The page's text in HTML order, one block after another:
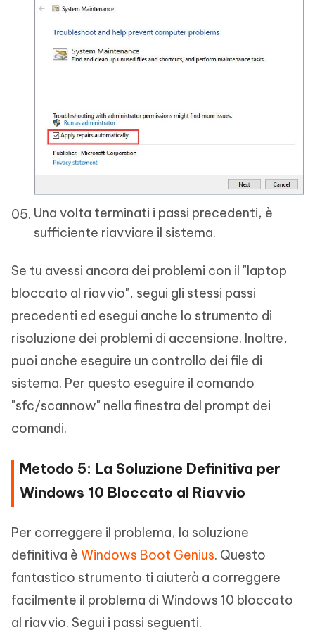
Una volta terminati i passi precedenti, è
sufficiente riavviare il sistema.
Se tu avessi ancora dei problemi con il "laptop
bloccato al riavvio", segui gli stessi passi
precedenti ed esegui anche lo strumento di
risoluzione dei problemi di accensione. Inoltre,
puoi anche eseguire un controllo dei file di
sistema. Per questo eseguire il comando
"sfc/scannow" nella finestra del prompt dei
comandi.
Metodo 5: La Soluzione Definitiva per
Windows 10 Bloccato al Riavvio
Per correggere il problema, la soluzione
definitiva è Windows Boot Genius. Questo
fantastico strumento ti aiuterà a correggere
facilmente il problema di Windows 10 bloccato
al riavvio. Segui i passi seguenti.